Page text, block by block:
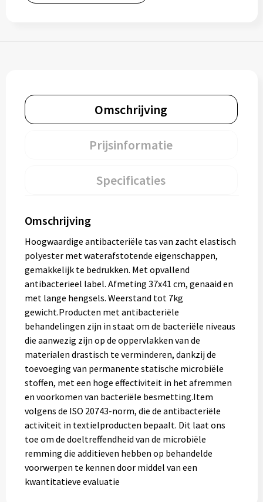
Omschrijving
Prijsinformatie
Specificaties
Omschrijving
Hoogwaardige antibacteriële tas van zacht elastisch
polyester met waterafstotende eigenschappen,
gemakkelijk te bedrukken. Met opvallend
antibacterieel label. Afmeting 37x41 cm, genaaid en
met lange hengsels. Weerstand tot 7kg
gewicht.Producten met antibacteriële
behandelingen zijn in staat om de bacteriële niveaus
die aanwezig zijn op de oppervlakken van de
materialen drastisch te verminderen, dankzij de
toevoeging van permanente statische microbiële
stoffen, met een hoge effectiviteit in het afremmen
en voorkomen van bacteriële besmetting.Item
volgens de ISO 20743-norm, die de antibacteriële
activiteit in textielproducten bepaalt. Dit laat ons
toe om de doeltreffendheid van de microbiële
remming die additieven hebben op behandelde
voorwerpen te kennen door middel van een
kwantitatieve evaluatie